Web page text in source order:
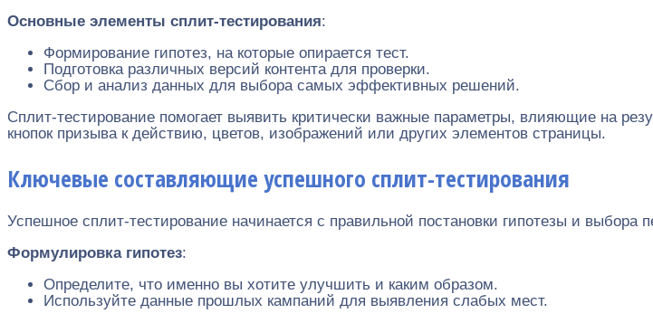
Основные элементы сплит-тестирования:
Формирование гипотез, на которые опирается тест.
Подготовка различных версий контента для проверки.
Сбор и анализ данных для выбора самых эффективных решений.
Сплит-тестирование помогает выявить критически важные параметры, влияющие на
кнопок призыва к действию, цветов, изображений или других элементов страницы.
Ключевые составляющие успешного сплит-тестирования
Успешное сплит-тестирование начинается с правильной постановки гипотезы и выбора
Формулировка гипотез:
Определите, что именно вы хотите улучшить и каким образом.
Используйте данные прошлых кампаний для выявления слабых мест.